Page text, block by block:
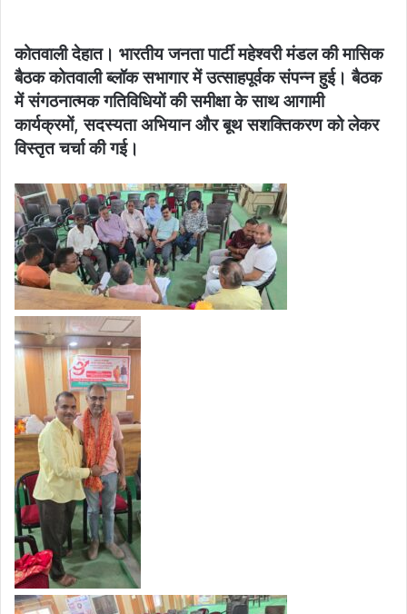
कोतवाली देहात। भारतीय जनता पार्टी महेश्वरी मंडल की मासिक
बैठक कोतवाली ब्लॉक सभागार में उत्साहपूर्वक संपन्न हुई। बैठक
में संगठनात्मक गतिविधियों की समीक्षा के साथ आगामी
कार्यक्रमों, सदस्यता अभियान और बूथ सशक्तिकरण को लेकर
विस्तृत चर्चा की गई।